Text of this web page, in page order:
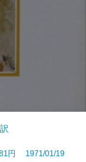
円 1971/01/19